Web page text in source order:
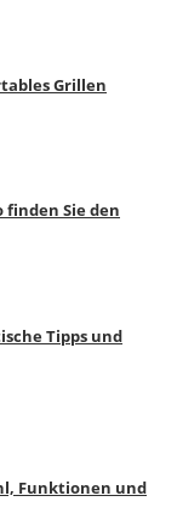
Grillen
finden Sie den
Tipps und
Funktionen und